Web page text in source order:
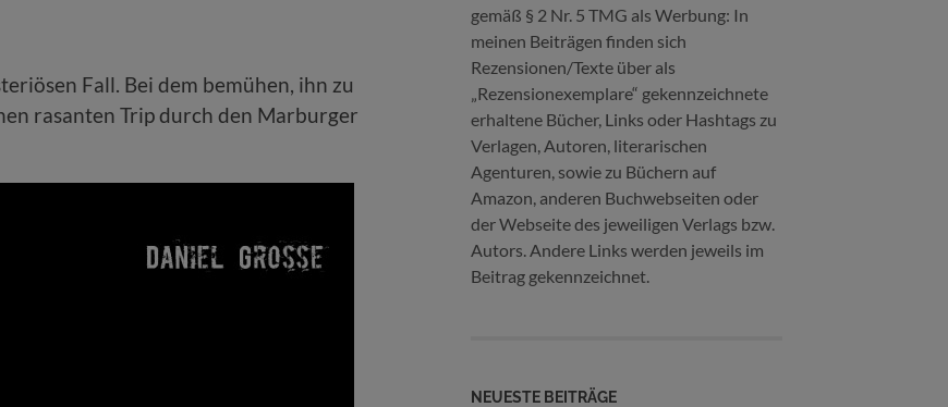
Fall. Bei dem bemühen, ihn zu
rasanten Trip durch den Marburger
gemäß § 2 Nr. 5 TMG als Werbung: In
meinen Beiträgen finden sich
Rezensionen/Texte über als
„Rezensionexemplare“ gekennzeichnete
erhaltene Bücher, Links oder Hashtags zu
Verlagen, Autoren, literarischen
Agenturen, sowie zu Büchern auf
Amazon, anderen Buchwebseiten oder
der Webseite des jeweiligen Verlags bzw.
Autors. Andere Links werden jeweils im
Beitrag gekennzeichnet.
NEUESTE BEITRÄGE